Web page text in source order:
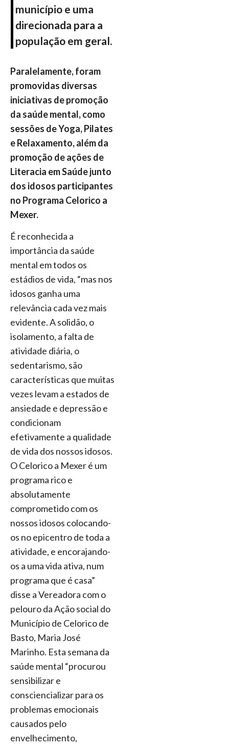
município e uma
direcionada para a
população em geral.
Paralelamente, foram
promovidas diversas
iniciativas de promoção
da saúde mental, como
sessões de Yoga, Pilates
e Relaxamento, além da
promoção de ações de
Literacia em Saúde junto
dos idosos participantes
no Programa Celorico a
Mexer.
É reconhecida a
importância da saúde
mental em todos os
estádios de vida, “mas nos
idosos ganha uma
relevância cada vez mais
evidente. A solidão, o
isolamento, a falta de
atividade diária, o
sedentarismo, são
características que muitas
vezes levam a estados de
ansiedade e depressão e
condicionam
efetivamente a qualidade
de vida dos nossos idosos.
O Celorico a Mexer é um
programa rico e
absolutamente
comprometido com os
nossos idosos colocando-
os no epicentro de toda a
atividade, e encorajando-
os a uma vida ativa, num
programa que é casa”
disse a Vereadora com o
pelouro da Ação social do
Município de Celorico de
Basto, Maria José
Marinho. Esta semana da
saúde mental “procurou
sensibilizar e
consciencializar para os
problemas emocionais
causados pelo
envelhecimento,